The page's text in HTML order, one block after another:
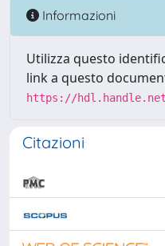
Informazioni
Utilizza questo
link a questo
https://
Citazioni